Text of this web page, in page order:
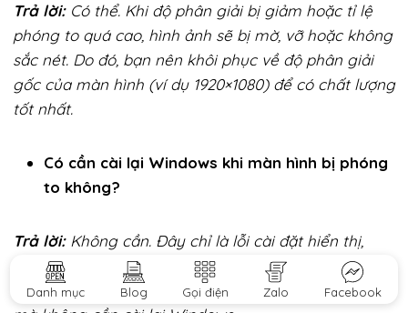
Trả lời:Có thể. Khi độ phân giải bị giảm hoặc tỉ lệ
phóng to quá cao, hình ảnh sẽ bị mờ, vỡ hoặc không
sắc nét. Do đó, bạn nên khôi phục về độ phân giải
gốc của màn hình (ví dụ 1920×1080) để có chất lượng
tốt nhất.
Có cần cài lại Windows khi màn hình bị phóng
to không?
Trả lời:Không cần. Đây chỉ là lỗi cài đặt hiển thị,
không phải lỗi hệ thống. Bạn có thể khắc phục hoàn
toàn bằng vài thao tác trong phần cài đặt hiển thị
Danh mục Blog Gọi điện Zalo Facebook